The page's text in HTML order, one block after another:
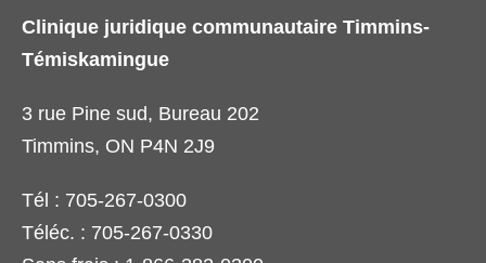
Clinique juridique communautaire Timmins-
Témiskamingue
3 rue Pine sud, Bureau 202
Timmins, ON P4N 2J9
Tél : 705-267-0300
Téléc. : 705-267-0330